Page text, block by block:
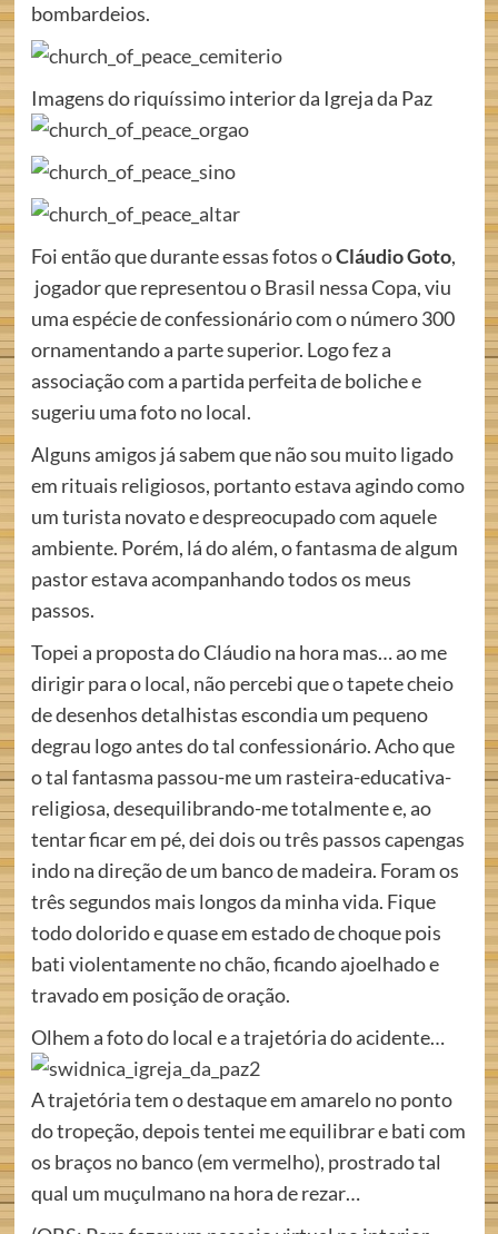
bombardeios.
Imagens do riquíssimo interior da Igreja da Paz
Foi então que durante essas fotos oCláudio Goto,
jogador que representou o Brasil nessa Copa, viu
uma espécie de confessionário com o número 300
ornamentando a parte superior. Logo fez a
associação com a partida perfeita de boliche e
sugeriu uma foto no local.
Alguns amigos já sabem que não sou muito ligado
em rituais religiosos, portanto estava agindo como
um turista novato e despreocupado com aquele
ambiente. Porém, lá do além, o fantasma de algum
pastor estava acompanhando todos os meus
passos.
Topei a proposta do Cláudio na hora mas… ao me
dirigir para o local, não percebi que o tapete cheio
de desenhos detalhistas escondia um pequeno
degrau logo antes do tal confessionário. Acho que
o tal fantasma passou-me um rasteira-educativa-
religiosa, desequilibrando-me totalmente e, ao
tentar ficar em pé, dei dois ou três passos capengas
indo na direção de um banco de madeira. Foram os
três segundos mais longos da minha vida. Fique
todo dolorido e quase em estado de choque pois
bati violentamente no chão, ficando ajoelhado e
travado em posição de oração.
Olhem a foto do local e a trajetória do acidente…
A trajetória tem o destaque em amarelo no ponto
do tropeção, depois tentei me equilibrar e bati com
os braços no banco (em vermelho), prostrado tal
qual um muçulmano na hora de rezar…